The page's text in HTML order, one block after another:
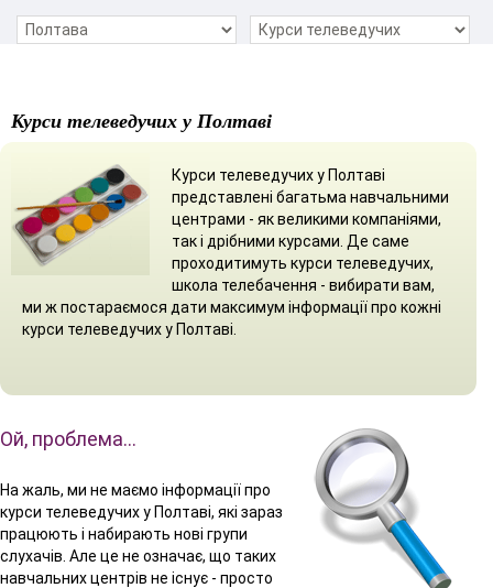
Курси телеведучих у Полтаві
Курси телеведучих у Полтаві
представлені багатьма навчальними
центрами - як великими компаніями,
так і дрібними курсами. Де саме
проходитимуть курси телеведучих,
школа телебачення - вибирати вам,
ми ж постараємося дати максимум інформації про кожні
курси телеведучих у Полтаві.
Ой, проблема…
На жаль, ми не маємо інформації про
курси телеведучих у Полтаві, які зараз
працюють і набирають нові групи
слухачів. Але це не означає, що таких
навчальних центрів не існує - просто